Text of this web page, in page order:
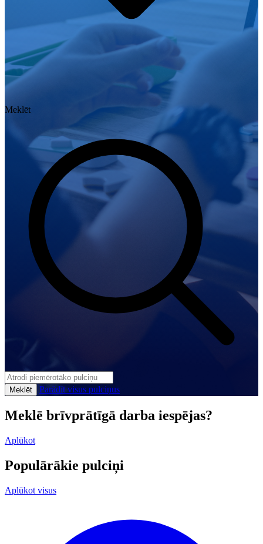
Meklēt
Meklēt Parādīt visus pulciņus
Meklē brīvprātīgā darba iespējas?
Aplūkot
Populārākie pulciņi
Aplūkot visus